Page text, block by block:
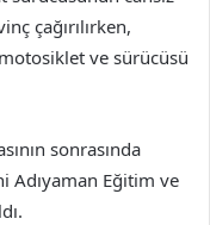
çağırılırken,
ve sürücüsü
sonrasında
Adıyaman Eğitim ve